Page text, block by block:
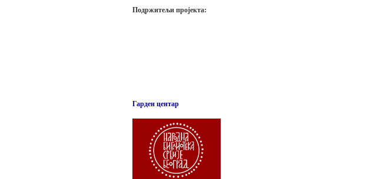
Подржитељи пројекта:
Гарден центар